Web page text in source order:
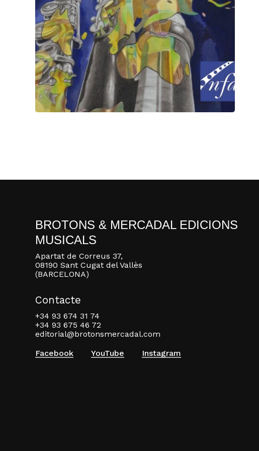
BROTONS & MERCADAL EDICIONS
MUSICALS
Apartat de Correus 37,
08190 Sant Cugat del Vallès
(BARCELONA)
Contacte
+34 93 674 31 74
+34 93 675 46 72
editorial@brotonsmercadal.com
Facebook
YouTube Instagram